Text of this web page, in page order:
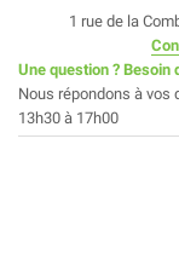
1 rue de la
Une question ? Besoin
Nous répondons à vos
13h30 à 17h00